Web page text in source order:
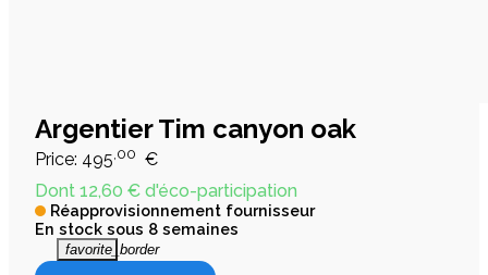
Argentier Tim canyon oak
Price: 495 ,00 €
Dont 12,60 € d'éco-participation
Réapprovisionnement fournisseur
En stock sous 8 semaines
favorite_border